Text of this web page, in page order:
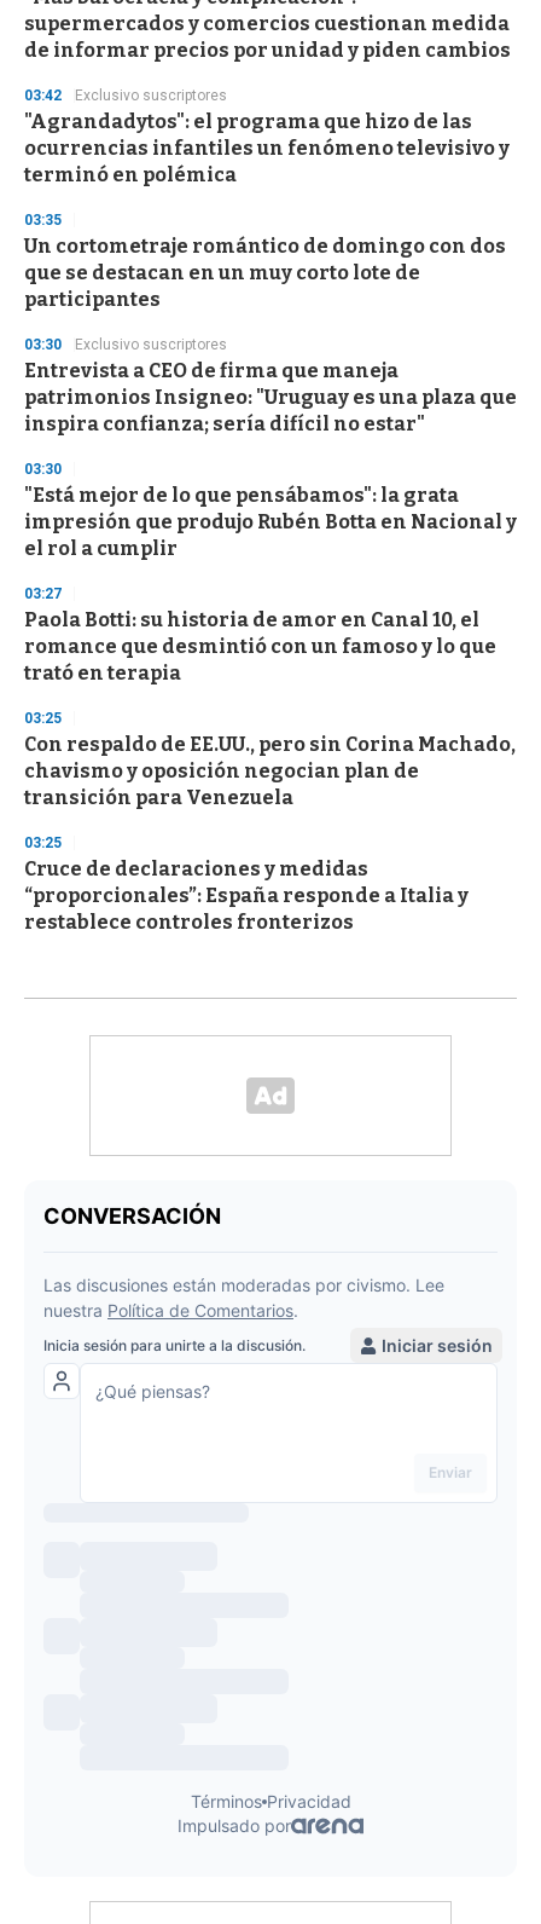
o
f
3
s
e
c
o
n
s
supermercados y comercios cuestionan medida
de informar precios por unidad y piden cambios
03:42 Exclusivo suscriptores
"Agrandadytos": el programa que hizo de las
ocurrencias infantiles un fenómeno televisivo y
terminó en polémica
03:35
Un cortometraje romántico de domingo con dos
que se destacan en un muy corto lote de
participantes
03:30 Exclusivo suscriptores
Entrevista a CEO de firma que maneja
patrimonios Insigneo: "Uruguay es una plaza que
inspira confianza; sería difícil no estar"
03:30
"Está mejor de lo que pensábamos": la grata
impresión que produjo Rubén Botta en Nacional y
el rol a cumplir
03:27
Paola Botti: su historia de amor en Canal 10, el
romance que desmintió con un famoso y lo que
trató en terapia
03:25
Con respaldo de EE.UU., pero sin Corina Machado,
chavismo y oposición negocian plan de
transición para Venezuela
03:25
Cruce de declaraciones y medidas
“proporcionales”: España responde a Italia y
restablece controles fronterizos